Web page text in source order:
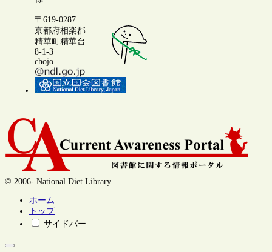
〒619-0287
京都府相楽郡
精華町精華台
8-1-3
chojo
© 2006- National Diet Library
ホーム
トップ
サイドバー